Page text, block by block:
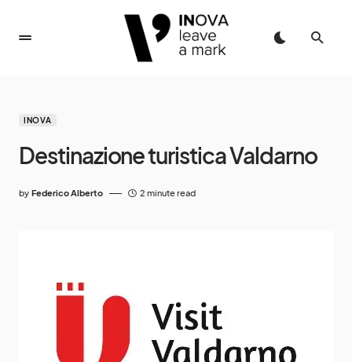
INOVA
Destinazione turistica Valdarno
by Federico Alberto 2 minute read